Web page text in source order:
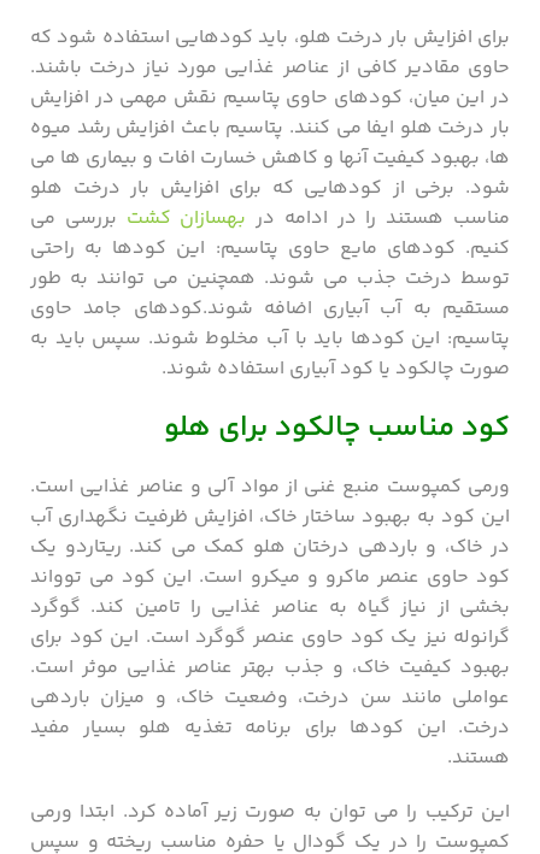
برای افزایش بار درخت هلو، باید کودهایی استفاده شود که
حاوی مقادیر کافی از عناصر غذایی مورد نیاز درخت باشند.
در این میان، کودهای حاوی پتاسیم نقش مهمی در افزایش
بار درخت هلو ایفا می کنند. پتاسیم باعث افزایش رشد میوه
ها، بهبود کیفیت آنها و کاهش خسارت افات و بیماری ها می
شود. برخی از کودهایی که برای افزایش بار درخت هلو
مناسب هستند را در ادامه در بهسازان کشت بررسی می
کنیم. کودهای مایع حاوی پتاسیم: این کودها به راحتی
توسط درخت جذب می شوند. همچنین می توانند به طور
مستقیم به آب آبیاری اضافه شوند.کودهای جامد حاوی
پتاسیم: این کودها باید با آب مخلوط شوند. سپس باید به
صورت چالکود یا کود آبیاری استفاده شوند.
کود مناسب چالکود برای هلو
ورمی کمپوست منبع غنی از مواد آلی و عناصر غذایی است.
این کود به بهبود ساختار خاک، افزایش ظرفیت نگهداری آب
در خاک، و باردهی درختان هلو کمک می کند. ریتاردو یک
کود حاوی عنصر ماکرو و میکرو است. این کود می توواند
بخشی از نیاز گیاه به عناصر غذایی را تامین کند. گوگرد
گرانوله نیز یک کود حاوی عنصر گوگرد است. این کود برای
بهبود کیفیت خاک، و جذب بهتر عناصر غذایی موثر است.
عواملی مانند سن درخت، وضعیت خاک، و میزان باردهی
درخت. این کودها برای برنامه تغذیه هلو بسیار مفید
هستند.
این ترکیب را می توان به صورت زیر آماده کرد. ابتدا ورمی
کمپوست را در یک گودال یا حفره مناسب ریخته و سپس